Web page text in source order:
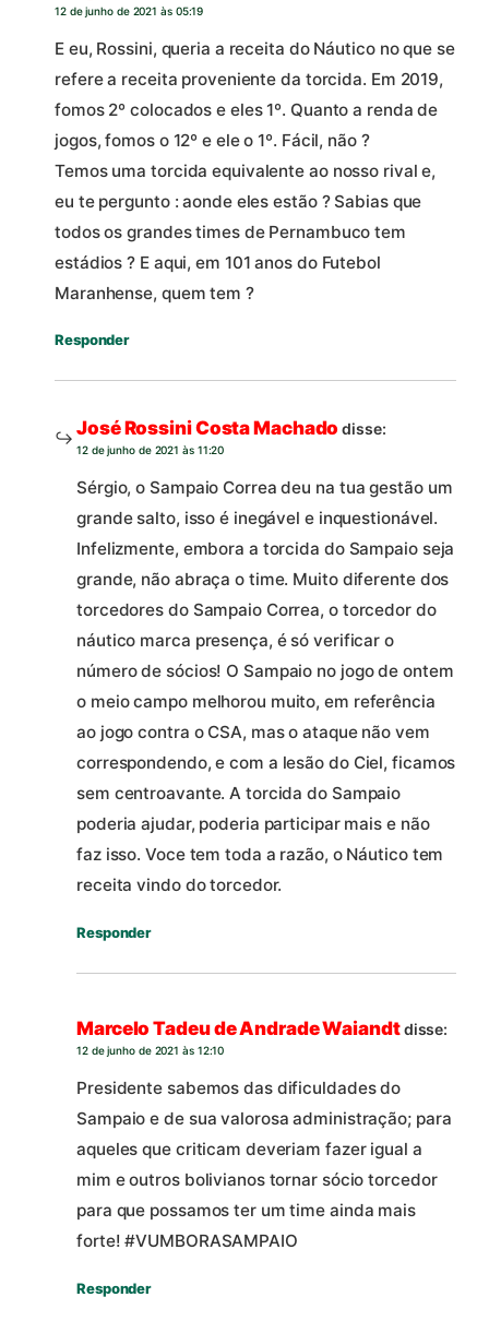
12 de junho de 2021 às 05:19
E eu, Rossini, queria a receita do Náutico no que se
refere a receita proveniente da torcida. Em 2019,
fomos 2º colocados e eles 1º. Quanto a renda de
jogos, fomos o 12º e ele o 1º. Fácil, não ?
Temos uma torcida equivalente ao nosso rival e,
eu te pergunto : aonde eles estão ? Sabias que
todos os grandes times de Pernambuco tem
estádios ? E aqui, em 101 anos do Futebol
Maranhense, quem tem ?
Responder
José Rossini Costa Machado disse:
12 de junho de 2021 às 11:20
Sérgio, o Sampaio Correa deu na tua gestão um
grande salto, isso é inegável e inquestionável.
Infelizmente, embora a torcida do Sampaio seja
grande, não abraça o time. Muito diferente dos
torcedores do Sampaio Correa, o torcedor do
náutico marca presença, é só verificar o
número de sócios! O Sampaio no jogo de ontem
o meio campo melhorou muito, em referência
ao jogo contra o CSA, mas o ataque não vem
correspondendo, e com a lesão do Ciel, ficamos
sem centroavante. A torcida do Sampaio
poderia ajudar, poderia participar mais e não
faz isso. Voce tem toda a razão, o Náutico tem
receita vindo do torcedor.
Responder
Marcelo Tadeu de Andrade Waiandtdisse:
12 de junho de 2021 às 12:10
Presidente sabemos das dificuldades do
Sampaio e de sua valorosa administração; para
aqueles que criticam deveriam fazer igual a
mim e outros bolivianos tornar sócio torcedor
para que possamos ter um time ainda mais
forte! #VUMBORASAMPAIO
Responder